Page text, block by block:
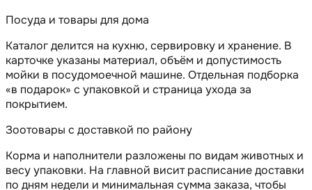
Посуда и товары для дома
Каталог делится на кухню, сервировку и хранение. В
карточке указаны материал, объём и допустимость
мойки в посудомоечной машине. Отдельная подборка
«в подарок» с упаковкой и страница ухода за
покрытием.
Зоотовары с доставкой по району
Корма и наполнители разложены по видам животных и
весу упаковки. На главной висит расписание доставки
по дням недели и минимальная сумма заказа, чтобы